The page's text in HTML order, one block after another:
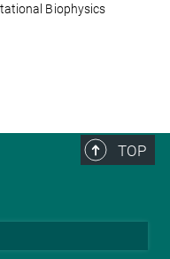
Biophysics
TOP